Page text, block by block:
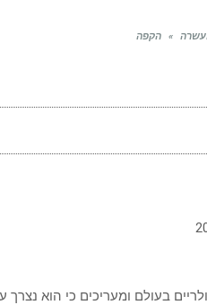
» הקפה
בעולם ומעריכים כי הוא נצרך